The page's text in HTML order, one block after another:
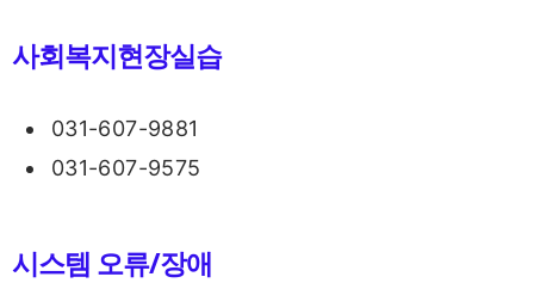
사회복지현장실습
031-607-9881
031-607-9575
시스템 오류/장애